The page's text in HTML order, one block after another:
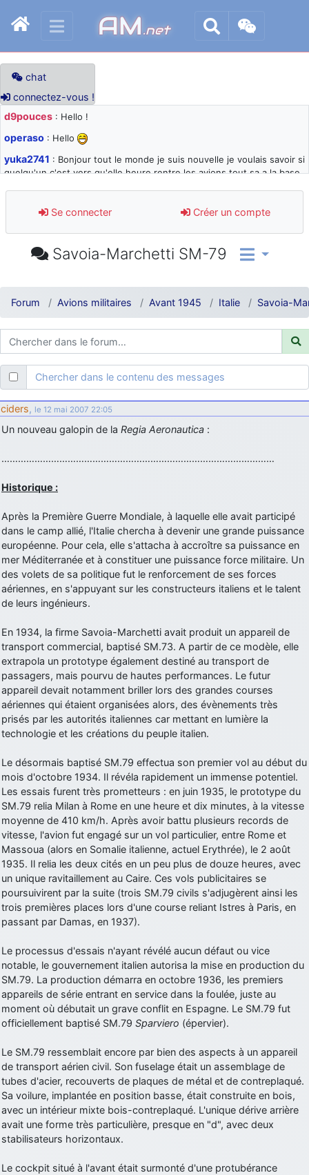
AM.net
chat
connectez-vous !
d9pouces : Hello !
operaso : Hello
yuka2741 : Bonjour tout le monde je suis nouvelle je voulais savoir si
quelqu'un c'est vers qu'elle heure rentre les avions tout sa a la base
d9pouces: désolé pour les quelques blocages du site ces derniers
jours : je teste des méthodes contre le spam et les bots trop nocifs
paxwax: Super, la nouvelle bannière
comprendre
d9pouces: ouakamois > si tu parles du sujet sur l'Armée de l'Air,
bien sûr que oui !
je suis un avion@,._,+: Bonjour je viens d'arriver il y a quelques
moi et quelques avions n'ont pas les mêmes noms qu'aujourd'hui
ouakamois: Bonjourà toutes et à tous.en espérantque ces
quelques images du Pays Basque vous auront plu ; Agur…
fox_50: Bonjour, certains parmis vous étaient-ils présent au
au site!
jericho: Bonne année et tous mes meilleurs voeux à tous pour
2026 !
little boy
: je vous souhaite un bon réveillon pour cette nouvelle
année!
jericho : Merci D9pouces, à mon tour de souhaiter un Joyeux Noël
d9pouces : Joyeux Noël à tous !
d9pouces: mais tu peux tenter l'un des rares lycées militaires
comme le Prytanée dans la Sarthe, ça ne peut pas faire de mal !
d9pouces: C'est plutôt après le lycée, voire après une prépa
scientifique, tu as donc encore un peu de temps devant toi
yaellerigolow: bonjour a tous je suis un élève de première
passionnée par l'aviation militaire , pourrais je savoir que faire après
d9pouces: lesquels, par exemple ?
mahmoud : bonsoir, très instructif ce site .mais nous aimerions avoir
les photo des anciens appareils de l'armée de l'air de la haute -volta
d9pouces : Ça me casse quand même bien les pieds, j’avoue
jericho: Pour moi tout est à nouveau OK dirait-on… Merci à toi.
d9pouces
: En espérant n’avoir coupé les accessoires de personne
au passage !
d9pouces: j'ai trouvé un palliatif un peu violent, mais ça devrait aller
un peu mieux
par terre
jericho: Ah ben je peux te confirmer que j'étais resté dans le filtre…
d9pouces: Désolé ! Mon filtrage a été un peu trop violent
manifestement
tout voir
Se connecter Créer un compte
Savoia-Marchetti SM-79
Forum Avions militaires Avant 1945 Italie Savoia-
Chercher dans le contenu des messages
ciders, le 12 mai 2007 22:05
Un nouveau galopin de la Regia Aeronautica :
………………………………………………………………………………………
Historique :
Après la Première Guerre Mondiale, à laquelle elle avait participé
dans le camp allié, l'Italie chercha à devenir une grande puissance
européenne. Pour cela, elle s'attacha à accroître sa puissance en
mer Méditerranée et à constituer une puissance force militaire. Un
des volets de sa politique fut le renforcement de ses forces
aériennes, en s'appuyant sur les constructeurs italiens et le talent
de leurs ingénieurs.
En 1934, la firme Savoia-Marchetti avait produit un appareil de
transport commercial, baptisé SM.73. A partir de ce modèle, elle
extrapola un prototype également destiné au transport de
passagers, mais pourvu de hautes performances. Le futur
appareil devait notamment briller lors des grandes courses
aériennes qui étaient organisées alors, des évènements très
prisés par les autorités italiennes car mettant en lumière la
technologie et les créations du peuple italien.
Le désormais baptisé SM.79 effectua son premier vol au début du
mois d'octobre 1934. Il révéla rapidement un immense potentiel.
Les essais furent très prometteurs : en juin 1935, le prototype du
SM.79 relia Milan à Rome en une heure et dix minutes, à la vitesse
moyenne de 410 km/h. Après avoir battu plusieurs records de
vitesse, l'avion fut engagé sur un vol particulier, entre Rome et
Massoua (alors en Somalie italienne, actuel Erythrée), le 2 août
1935. Il relia les deux cités en un peu plus de douze heures, avec
un unique ravitaillement au Caire. Ces vols publicitaires se
poursuivirent par la suite (trois SM.79 civils s'adjugèrent ainsi les
trois premières places lors d'une course reliant Istres à Paris, en
passant par Damas, en 1937).
Le processus d'essais n'ayant révélé aucun défaut ou vice
notable, le gouvernement italien autorisa la mise en production du
SM.79. La production démarra en octobre 1936, les premiers
appareils de série entrant en service dans la foulée, juste au
moment où débutait un grave conflit en Espagne. Le SM.79 fut
officiellement baptisé SM.79 Sparviero (épervier).
Le SM.79 ressemblait encore par bien des aspects à un appareil
de transport aérien civil. Son fuselage était un assemblage de
tubes d'acier, recouverts de plaques de métal et de contreplaqué.
Sa voilure, implantée en position basse, était construite en bois,
avec un intérieur mixte bois-contreplaqué. L'unique dérive arrière
avait une forme très particulière, presque en "d", avec deux
stabilisateurs horizontaux.
Le cockpit situé à l'avant était surmonté d'une protubérance